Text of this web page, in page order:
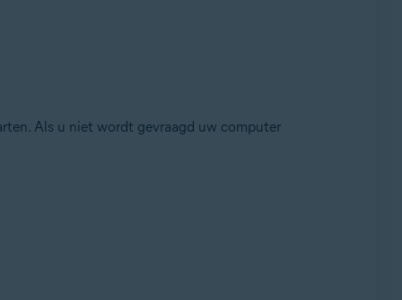
Als u niet wordt gevraagd uw computer